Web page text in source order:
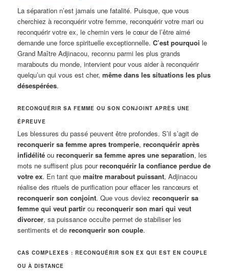
La séparation n’est jamais une fatalité. Puisque, que vous
cherchiez à reconquérir votre femme, reconquérir votre mari ou
reconquérir votre ex, le chemin vers le cœur de l’être aimé
demande une force spirituelle exceptionnelle.C’est pourquoi le
Grand Maître Adjinacou, reconnu parmi les plus grands
marabouts du monde, intervient pour vous aider à reconquérir
quelqu’un qui vous est cher,même dans les situations les plus
désespérées.
RECONQUÉRIR SA FEMME OU SON CONJOINT APRÈS UNE
ÉPREUVE
Les blessures du passé peuvent être profondes. S’il s’agit de
reconquerir sa femme apres tromperie,reconquérir après
infidélité oureconquerir sa femme apres une separation, les
mots ne suffisent plus pourreconquérir la confiance perdue de
votre ex. En tant quemaitre marabout puissant, Adjinacou
réalise des rituels de purification pour effacer les rancœurs et
reconquerir son conjoint. Que vous deviezreconquerir sa
femme qui veut partir oureconquerir son mari qui veut
divorcer, sa puissance occulte permet de stabiliser les
sentiments et dereconquerir son couple.
CAS COMPLEXES : RECONQUÉRIR SON EX QUI EST EN COUPLE
OU À DISTANCE